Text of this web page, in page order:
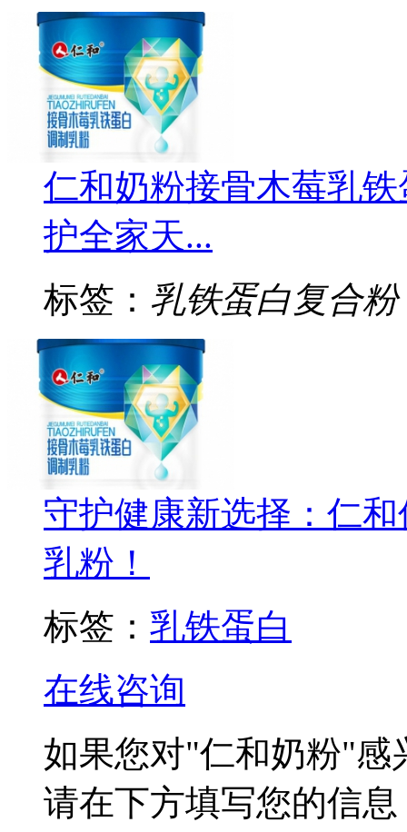
仁和奶粉接骨木莓乳
护全家天...
标签： 乳铁蛋白复合粉
守护健康新选择：仁
乳粉！
标签： 乳铁蛋白
在线咨询
如果您对"仁和奶粉"感
请在下方填写您的信